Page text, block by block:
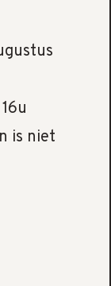
is niet